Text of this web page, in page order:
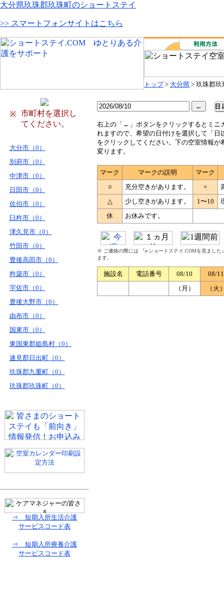
大分県玖珠郡玖珠町のショートステイ
>> スマートフォンサイトはこちら
トップ> 大分県 > 玖珠郡玖
※
市町村を選択し
てください。
大分市（0）
別府市（0）
中津市（0）
日田市（0）
佐伯市（0）
臼杵市（0）
津久見市（0）
竹田市（0）
豊後高田市（0）
杵築市（0）
宇佐市（0）
豊後大野市（0）
由布市（0）
国東市（0）
東国東郡姫島村（0）
速見郡日出町（0）
玖珠郡九重町（0）
玖珠郡玖珠町（0）
⇒ 短期入所生活介護
サービスコード表
⇒ 短期入所療養介護
サービスコード表
右上の「←」ボタンをクリックするとミニ
れますので、希望の日付けを選択して「日
をクリックしてください。下の空室情報が
変ります。
マーク マークの説明
マーク
○
充分空きがあります。 ×
△
少し空きがあります。 1〜10
休
お休みです。
※ ご連絡の際には 『e-ショートステイ.COMを見まし
ます。
施設名 電話番号 08/10
08/11
（月）
（火